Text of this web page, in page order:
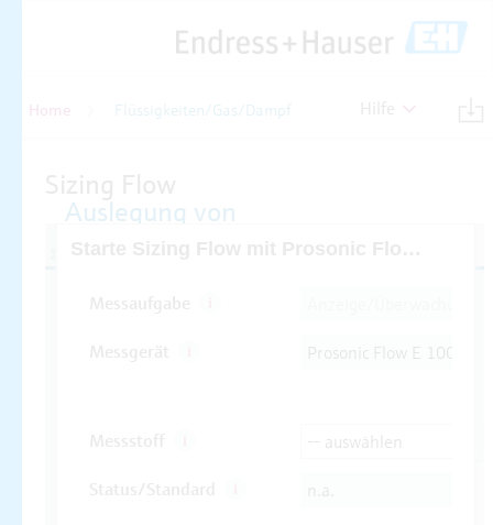
Home Flüssigkeiten/Gas/Dampf